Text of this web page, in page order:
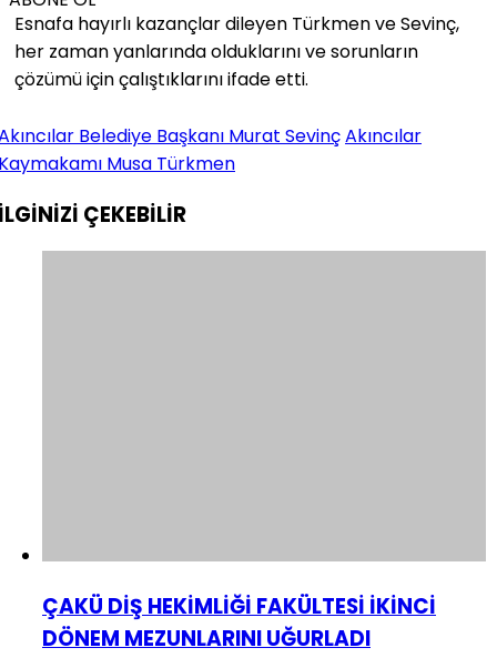
Esnafa hayırlı kazançlar dileyen Türkmen ve Sevinç,
her zaman yanlarında olduklarını ve sorunların
çözümü için çalıştıklarını ifade etti.
Belediye Başkanı Murat SevinçAkıncılar
Musa Türkmen
ÇEKEBİLİR
ÇAKÜ DİŞ HEKİMLİĞİ FAKÜLTESİ İKİNCİ
DÖNEM MEZUNLARINI UĞURLADI